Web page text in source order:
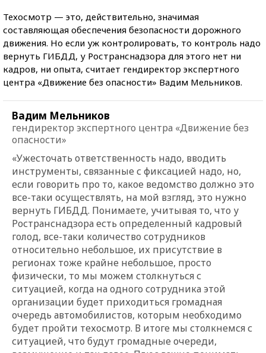
Техосмотр — это, действительно, значимая
составляющая обеспечения безопасности дорожного
движения. Но если уж контролировать, то контроль надо
вернуть ГИБДД, у Ространснадзора для этого нет ни
кадров, ни опыта, считает гендиректор экспертного
центра «Движение без опасности» Вадим Мельников.
Вадим Мельников
гендиректор экспертного центра «Движение без
опасности»
«Ужесточать ответственность надо, вводить
инструменты, связанные с фиксацией надо, но,
если говорить про то, какое ведомство должно это
все-таки осуществлять, на мой взгляд, это нужно
вернуть ГИБДД. Понимаете, учитывая то, что у
Ространснадзора есть определенный кадровый
голод, все-таки количество сотрудников
относительно небольшое, их присутствие в
регионах тоже крайне небольшое, просто
физически, то мы можем столкнуться с
ситуацией, когда на одного сотрудника этой
организации будет приходиться громадная
очередь автомобилистов, которым необходимо
будет пройти техосмотр. В итоге мы столкнемся с
ситуацией, что будут громадные очереди,